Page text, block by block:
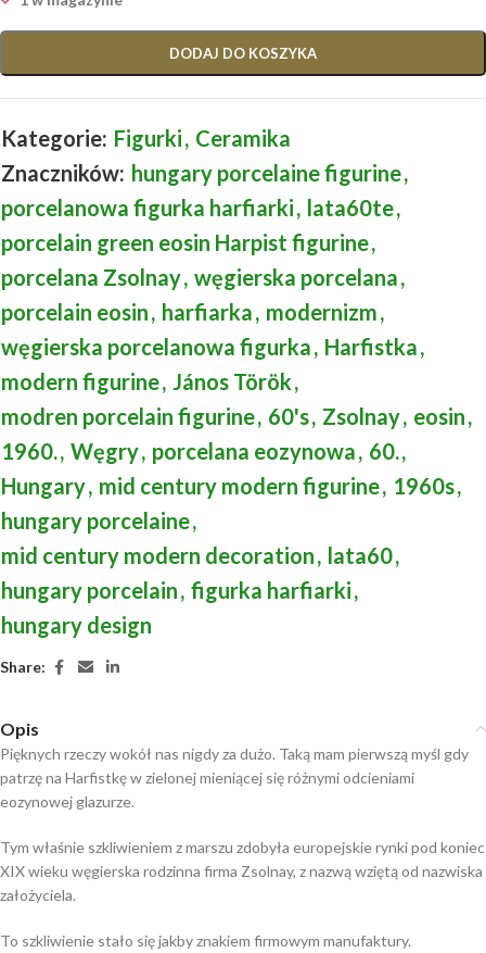
DODAJ DO KOSZYKA
Kategorie: Figurki, Ceramika
Znaczników: hungary porcelaine figurine,
porcelanowa figurka harfiarki, lata60te,
porcelain green eosin Harpist figurine,
porcelana Zsolnay, węgierska porcelana,
porcelain eosin, harfiarka, modernizm,
węgierska porcelanowa figurka, Harfistka,
modern figurine, János Török,
modren porcelain figurine, 60's, Zsolnay, eosin,
1960., Węgry, porcelana eozynowa, 60.,
Hungary, mid century modern figurine, 1960s,
hungary porcelaine,
mid century modern decoration, lata60,
hungary porcelain, figurka harfiarki,
hungary design
Share:
Opis
Pięknych rzeczy wokół nas nigdy za dużo. Taką mam pierwszą myśl gdy
patrzę na Harfistkę w zielonej mieniącej się różnymi odcieniami
eozynowej glazurze.
Tym właśnie szkliwieniem z marszu zdobyła europejskie rynki pod koniec
XIX wieku węgierska rodzinna firma Zsolnay, z nazwą wziętą od nazwiska
założyciela.
To szkliwienie stało się jakby znakiem firmowym manufaktury.